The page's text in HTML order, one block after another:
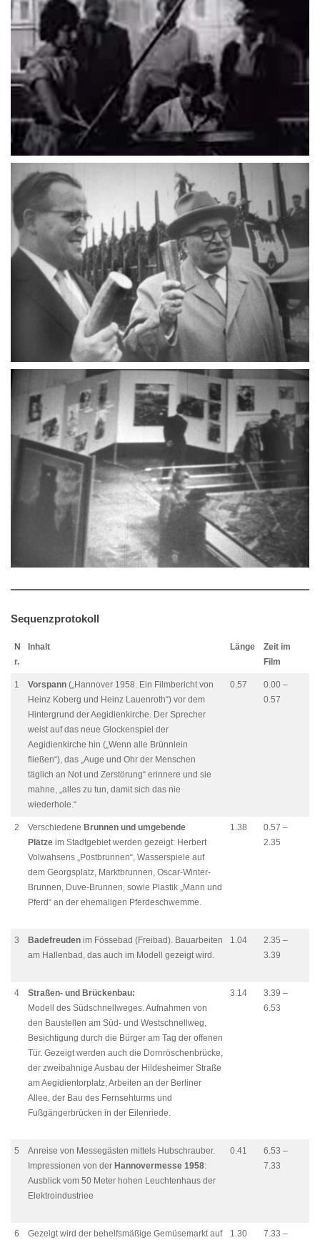
Sequenzprotokoll
N
r.
Inhalt Länge
Zeit im
Film
1 Vorspann („Hannover 1958. Ein Filmbericht von
Heinz Koberg und Heinz Lauenroth“) vor dem
Hintergrund der Aegidienkirche. Der Sprecher
weist auf das neue Glockenspiel der
Aegidienkirche hin („Wenn alle Brünnlein
fließen“), das „Auge und Ohr der Menschen
täglich an Not und Zerstörung“ erinnere und sie
mahne, „alles zu tun, damit sich das nie
wiederhole.“
0.57
0.00 –
0.57
2 Verschiedene Brunnen und umgebende
Plätze im Stadtgebiet werden gezeigt: Herbert
Volwahsens „Postbrunnen“, Wasserspiele auf
dem Georgsplatz, Marktbrunnen, Oscar-Winter-
Brunnen, Duve-Brunnen, sowie Plastik „Mann und
Pferd“ an der ehemaligen Pferdeschwemme.
1.38
0.57 –
2.35
3 Badefreuden im Fössebad (Freibad). Bauarbeiten
am Hallenbad, das auch im Modell gezeigt wird.
1.04
2.35 –
3.39
4
Straßen- und Brückenbau:
Modell des Südschnellweges. Aufnahmen von
den Baustellen am Süd- und Westschnellweg,
Besichtigung durch die Bürger am Tag der offenen
Tür. Gezeigt werden auch die Dornröschenbrücke,
der zweibahnige Ausbau der Hildesheimer Straße
am Aegidientorplatz, Arbeiten an der Berliner
Allee, der Bau des Fernsehturms und
Fußgängerbrücken in der Eilenriede.
3.14
3.39 –
6.53
5
Anreise von Messegästen mittels Hubschrauber.
Impressionen von der Hannovermesse 1958:
Ausblick vom 50 Meter hohen Leuchtenhaus der
Elektroindustriee
0.41
6.53 –
7.33
6
Gezeigt wird der behelfsmäßige Gemüsemarkt auf
1.30
7.33 –